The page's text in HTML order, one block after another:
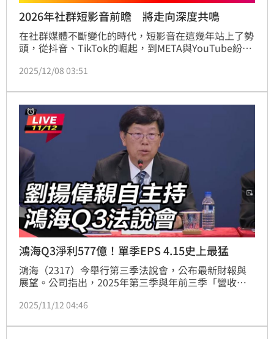
2026年社群短影音前瞻 將走向深度共鳴
在社群媒體不斷變化的時代，短影音在這幾年站上了勢
頭，從抖音、TikTok的崛起，到META與YouTube紛紛
也加入了，OpenAI的SORA2甚至建置了自己的社群平
好奇的問題。
2025/12/08 03:51
鴻海Q3淨利577億！單季EPS 4.15史上最猛
鴻海（2317）今舉行第三季法說會，公布最新財報與
展望。公司指出，2025年第三季與年前三季「營收、
達4.15元、前三季EPS達10.38元；管理層並重申第四
同時首度釋出「看好2026年」的明確訊號。
2025/11/12 04:46